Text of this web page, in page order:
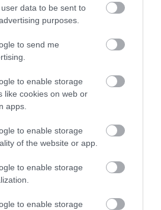
data to be sent to
purposes.
to send me
to enable storage
like cookies on web or
apps.
to enable storage
of the website or app.
to enable storage
to enable storage
«άλωσε» τη Λεωφόρο:
Παναθηναϊκό και ξανά στη
EDITOR
| 23:05
Η αποστολή για το
με τον Παναθηναϊκό – Οι
του Μεντιλίμπαρ
EDITOR
| 21:30
Η αποστολή για το
με τον Ολυμπιακό – Οι
του Ράφα Μπενίτεθ